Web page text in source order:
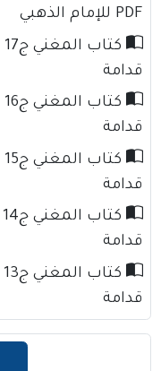
PDF للإمام الذهبي
قدامة
قدامة
قدامة
قدامة
قدامة